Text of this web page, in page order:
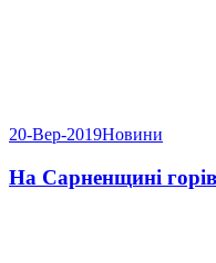
20-Вер-2019Новини
На Сарненщині